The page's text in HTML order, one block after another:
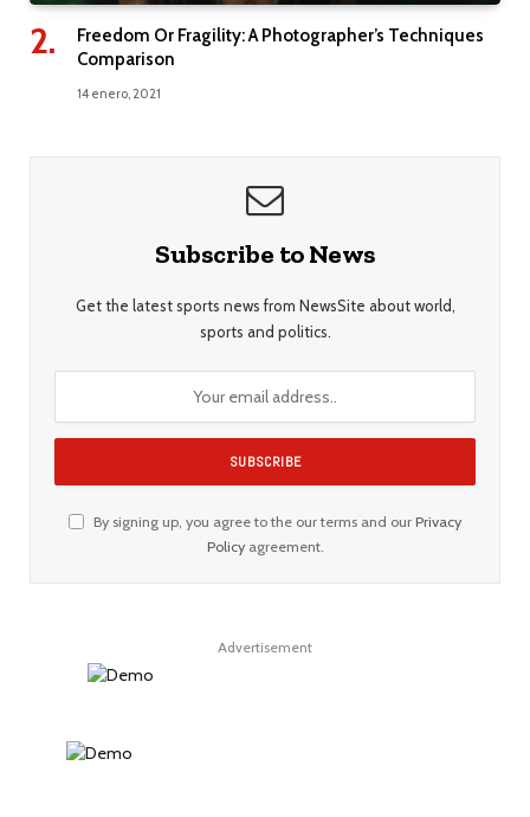
Freedom Or Fragility: A Photographer’s Techniques
Comparison
14 enero, 2021
Subscribe to News
Get the latest sports news from NewsSite about world,
sports and politics.
By signing up, you agree to the our terms and our Privacy
Policyagreement.
Advertisement